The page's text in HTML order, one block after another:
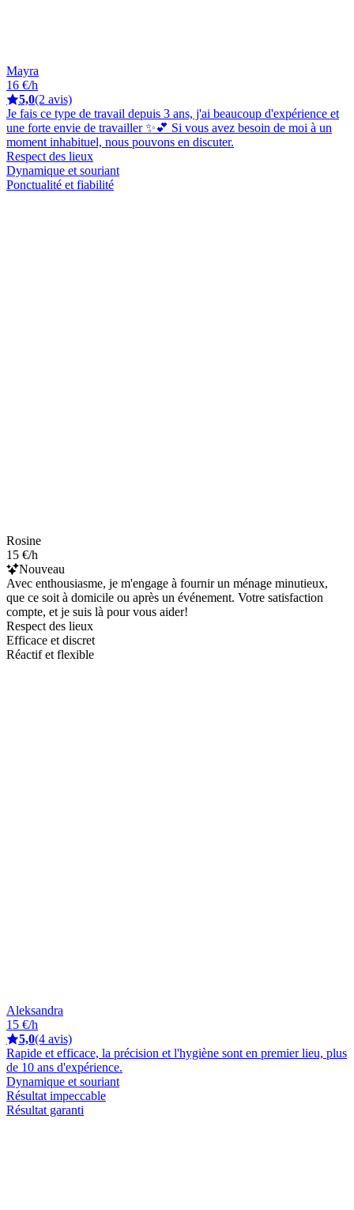
Mayra
16 €/h
5,0(2 avis)
Je fais ce type de travail depuis 3 ans, j'ai beaucoup d'expérience et
une forte envie de travailler ✨💕 Si vous avez besoin de moi à un
moment inhabituel, nous pouvons en discuter.
Respect des lieux
Dynamique et souriant
Ponctualité et fiabilité
Rosine
15 €/h
Nouveau
Avec enthousiasme, je m'engage à fournir un ménage minutieux,
que ce soit à domicile ou après un événement. Votre satisfaction
compte, et je suis là pour vous aider!
Respect des lieux
Efficace et discret
Réactif et flexible
Aleksandra
15 €/h
5,0(4 avis)
Rapide et efficace, la précision et l'hygiène sont en premier lieu, plus
de 10 ans d'expérience.
Dynamique et souriant
Résultat impeccable
Résultat garanti